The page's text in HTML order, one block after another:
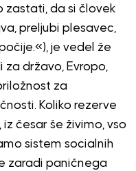
zastati, da si človek
preljubi plesavec,
je vedel že
za državo, Evropo,
za
Koliko rezerve
česar še živimo, vso
sistem socialnih
zaradi paničnega